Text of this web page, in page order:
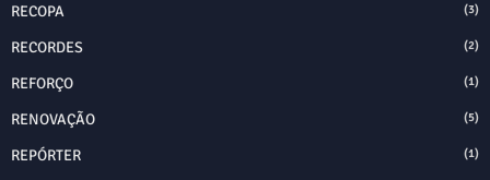
RECOPA (3)
RECORDES (2)
REFORÇO (1)
RENOVAÇÃO (5)
REPÓRTER (1)